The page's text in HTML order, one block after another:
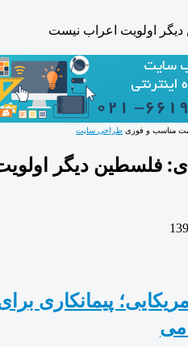
اولویت اعراب نیست
و فوریطراحی سایت
دیگر اولویت
پیمانکاری برای